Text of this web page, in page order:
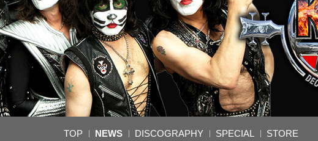
TOP NEWS DISCOGRAPHY SPECIAL STORE